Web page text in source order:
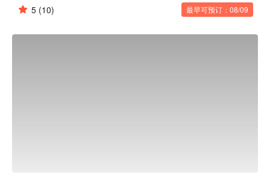
5 (10) 最早可预订：08/09